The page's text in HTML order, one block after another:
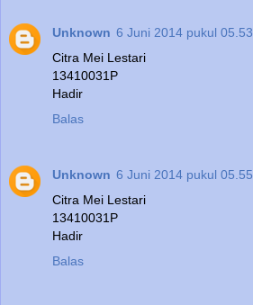
Unknown 6 Juni 2014 pukul 05.53
Citra Mei Lestari
13410031P
Hadir
Balas
Unknown 6 Juni 2014 pukul 05.55
Citra Mei Lestari
13410031P
Hadir
Balas